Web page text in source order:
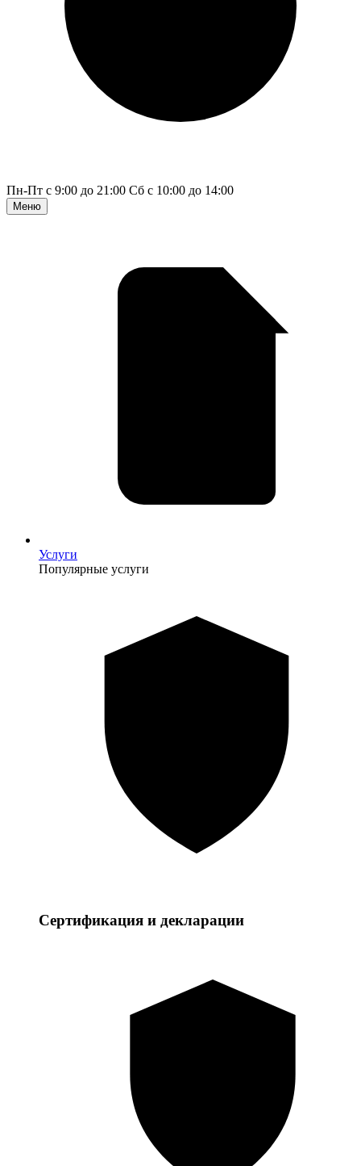
Пн-Пт с 9:00 до 21:00 Сб с 10:00 до 14:00
Меню
Услуги
Популярные услуги
Сертификация и декларации